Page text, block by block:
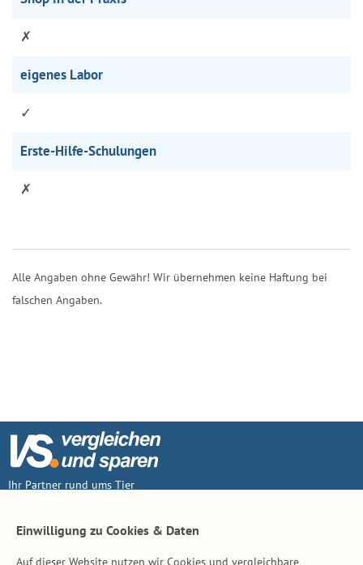
✗
eigenes Labor
✓
Erste-Hilfe-Schulungen
✗
Alle Angaben ohne Gewähr! Wir übernehmen keine Haftung bei
falschen Angaben.
Ihr Partner rund ums Tier
Einwilligung zu Cookies & Daten
Auf dieser Website nutzen wir Cookies und vergleichbare